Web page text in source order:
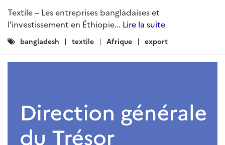
Textile – Les entreprises bangladaises et
l’investissement en Éthiopie... Lire la suite
Catégories
bangladesh textile Afrique export